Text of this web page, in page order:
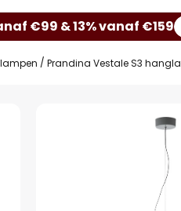
€99 & 13% vanaf €159
Prandina Vestale S3